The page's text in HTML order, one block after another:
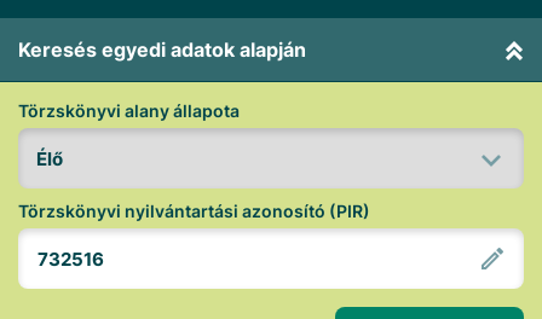
Keresés egyedi adatok alapján
Törzskönyvi alany állapota
Törzskönyvi nyilvántartási azonosító (PIR)